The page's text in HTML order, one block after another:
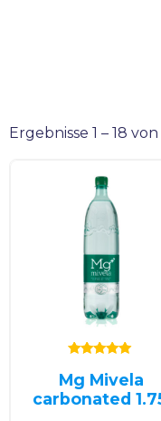
Ergebnisse 1 – 18
5.00
von 5
Mg Mivela
carbonated